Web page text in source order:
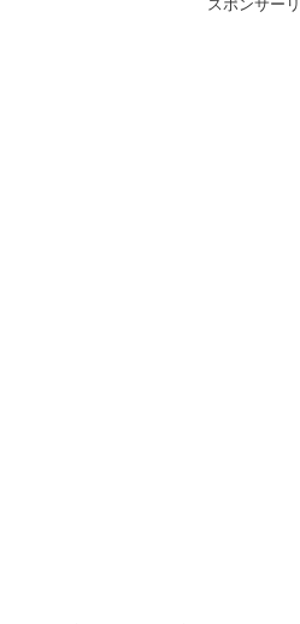
スポンサー